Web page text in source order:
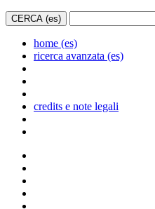
home (es)
ricerca avanzata (es)
credits e note legali